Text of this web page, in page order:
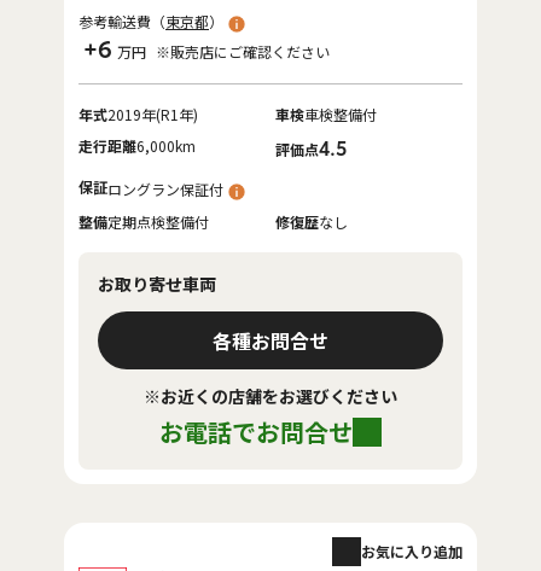
参考輸送費（東京都）
+6 万円 ※販売店にご確認ください
年式2019年(R1年) 車検車検整備付
走行距離6,000km 評価点4.5
保証ロングラン保証付
整備定期点検整備付 修復歴なし
お取り寄せ車両
各種お問合せ
※お近くの店舗をお選びください
お電話でお問合せ
お気に入り追加